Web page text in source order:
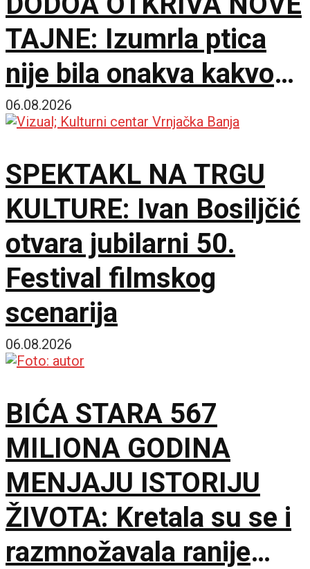
TAJNE: Izumrla ptica
nije bila onakva kakvom
je zamišljamo
06.08.2026
SPEKTAKL NA TRGU
KULTURE: Ivan Bosiljčić
otvara jubilarni 50.
Festival filmskog
scenarija
06.08.2026
BIĆA STARA 567
MILIONA GODINA
MENJAJU ISTORIJU
ŽIVOTA: Kretala su se i
razmnožavala ranije